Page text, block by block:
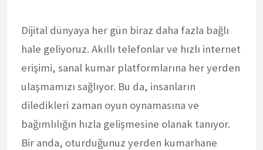
Dijital dünyaya her gün biraz daha fazla bağlı
hale geliyoruz. Akıllı telefonlar ve hızlı internet
erişimi, sanal kumar platformlarına her yerden
ulaşmamızı sağlıyor. Bu da, insanların
diledikleri zaman oyun oynamasına ve
bağımlılığın hızla gelişmesine olanak tanıyor.
Bir anda, oturduğunuz yerden kumarhane